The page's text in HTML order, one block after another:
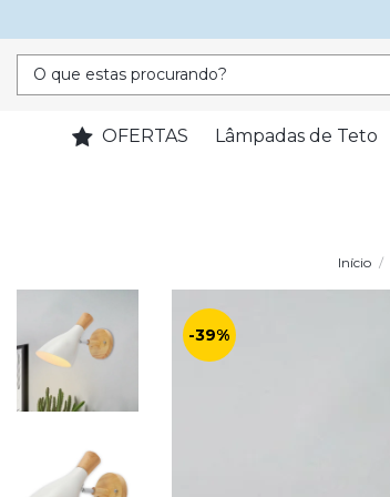
OFERTAS Lâmpadas de Teto
Início
-39%